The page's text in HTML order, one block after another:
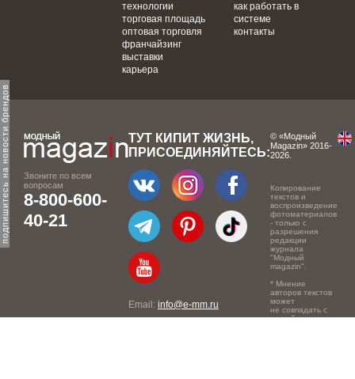
подпишитесь на новости брендов
технологии
торговая площадь
оптовая торговля
франчайзинг
выставки
карьера
как работать в
системе
контакты
Звоните по всем
вопросам
8-800-600-
40-21
ТУТ КИПИТ ЖИЗНЬ,
ПРИСОЕДИНЯЙТЕСЬ:
Email: info@e-mm.ru
© «Модный
Magazin» 2016-
2026.
Копирование
текстов и
воспроизведение
фотоматериалов
- только с
разрешения
редакции
журнала
"Модный
magazin".
* Мнение
авторов текстов
может
не совпадать с
точкой зрения